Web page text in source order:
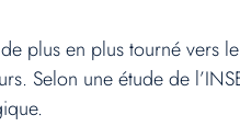
plus en plus tourné vers
Selon une étude de